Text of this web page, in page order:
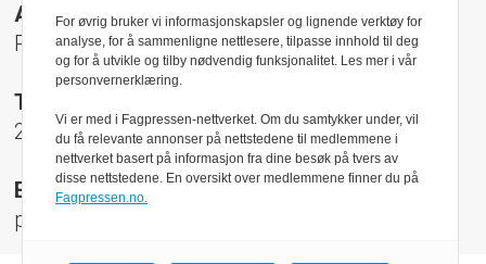
Adresse:
Rådhusgt 17, 0158 Oslo
Telefon:
22 40 50 40
E-post:
pfu@presse.no
For øvrig bruker vi informasjonskapsler og lignende verktøy for
analyse, for å sammenligne nettlesere, tilpasse innhold til deg
og for å utvikle og tilby nødvendig funksjonalitet. Les mer i vår
personvernerklæring.
Vi er med i Fagpressen-nettverket. Om du samtykker under, vil
du få relevante annonser på nettstedene til medlemmene i
nettverket basert på informasjon fra dine besøk på tvers av
disse nettstedene. En oversikt over medlemmene finner du på
Fagpressen.no.